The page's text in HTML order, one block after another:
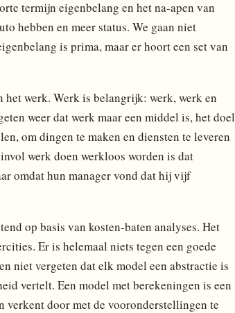
termijn eigenbelang en het na-apen van
hebben en meer status. We gaan niet
is prima, maar er hoort een set van
het werk. Werk is belangrijk: werk, werk en
weer dat werk maar een middel is, het doel
om dingen te maken en diensten te leveren
werk doen werkloos worden is dat
omdat hun manager vond dat hij vijf
op basis van kosten-baten analyses. Het
Er is helemaal niets tegen een goede
niet vergeten dat elk model een abstractie is
vertelt. Een model met berekeningen is een
door met de vooronderstellingen te